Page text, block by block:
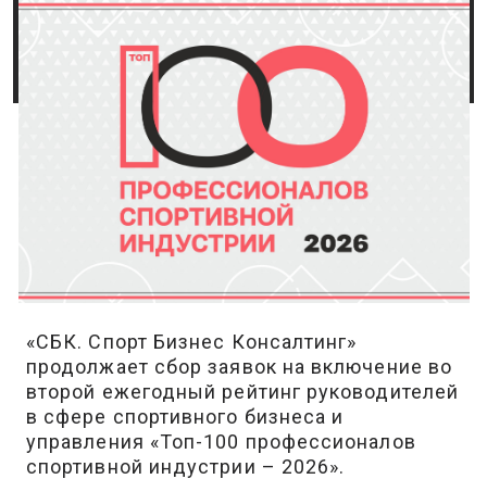
«СБК. Спорт Бизнес Консалтинг»
продолжает сбор заявок на включение во
второй ежегодный рейтинг руководителей
в сфере спортивного бизнеса и
управления «Топ-100 профессионалов
спортивной индустрии – 2026».